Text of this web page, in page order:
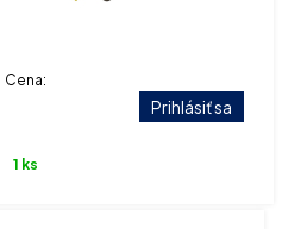
Cena:
Prihlásiť sa
1 ks